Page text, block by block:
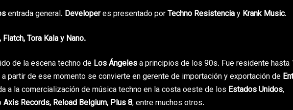
entrada general. Developeres presentado porTechno Resistenciay Krank Music.
Tora Kala y Nano.
de la escena techno de Los Ángelesa principios de los 90s. Fue residente hasta
a partir de ese momento se convierte en gerente de importación y exportación de
a la comercialización de música techno en la costa oeste de los Estados Unidos,
Axis Records, Reload Belgium, Plus 8, entre muchos otros.